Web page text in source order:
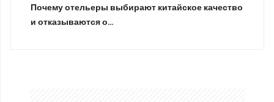
Почему отельеры выбирают китайское качество
и отказываются о…